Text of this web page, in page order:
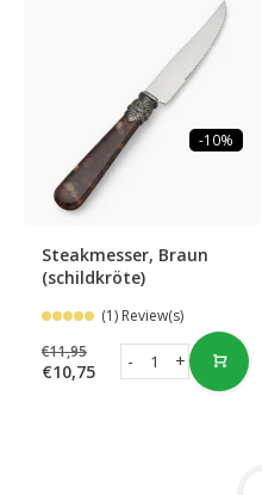
-10%
Steakmesser, Braun
(schildkröte)
(1) Review(s)
€11,95
€10,75 +
-